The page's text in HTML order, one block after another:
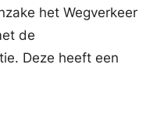
het Wegverkeer
de
Deze heeft een